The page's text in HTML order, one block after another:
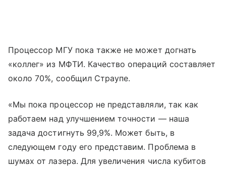
Процессор МГУ пока также не может догнать
«коллег» из МФТИ. Качество операций составляет
около 70%, сообщил Страупе.
«Мы пока процессор не представляли, так как
работаем над улучшением точности — наша
задача достигнуть 99,9%. Может быть, в
следующем году его представим. Проблема в
шумах от лазера. Для увеличения числа кубитов